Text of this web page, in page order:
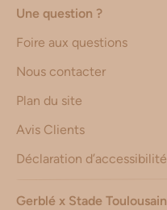
Une question ?
Foire aux questions
Nous contacter
Plan du site
Avis Clients
Déclaration d’accessibilité
Gerblé x Stade Toulousain